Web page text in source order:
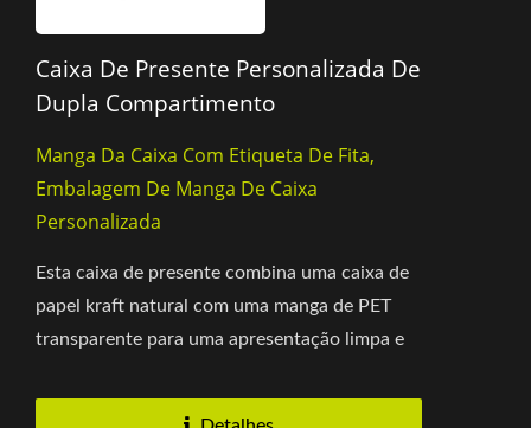
Caixa De Presente Personalizada De
Dupla Compartimento
Manga Da Caixa Com Etiqueta De Fita,
Embalagem De Manga De Caixa
Personalizada
Esta caixa de presente combina uma caixa de
papel kraft natural com uma manga de PET
transparente para uma apresentação limpa e